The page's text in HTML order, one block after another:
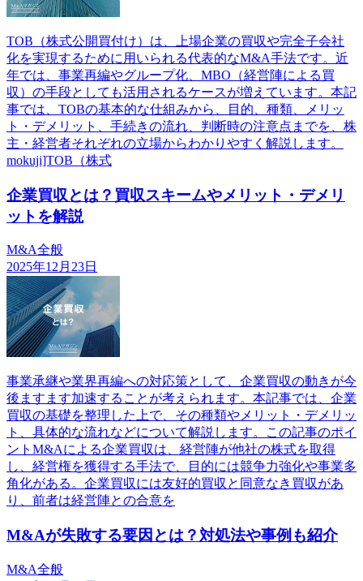
TOB（株式公開買付け）は、上場企業の買収や完全子会社
化を実現するために用いられる代表的なM&A手法です。近
年では、事業再編やグループ化、MBO（経営陣による買
収）の手段としても活用されるケースが増えています。本記
事では、TOBの基本的な仕組みから、目的、種類、メリッ
ト・デメリット、手続きの流れ、判断時の注意点までを、株
主・経営者それぞれの立場からわかりやすく解説します。
mokuji]TOB（株式
企業買収とは？買収スキームやメリット・デメリ
ットを解説
M&A全般
2025年12月23日
事業承継や業界再編への対応策として、企業買収の動きが今
後ますます加速することが考えられます。本記事では、企業
買収の基礎を整理した上で、その種類やメリット・デメリッ
ト、具体的な流れなどについて解説します。この記事のポイ
ントM&Aによる企業買収は、経営陣が他社の株式を取得
し、経営権を獲得する手法で、目的には競争力強化や事業多
角化がある。企業買収には友好的買収と同意なき買収があ
り、前者は経営陣との合意を
M&Aが失敗する要因とは？対処法や事例も紹介
M&A全般